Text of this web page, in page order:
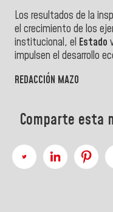
Los resultados de la
el crecimiento de los
institucional, el Estado
impulsen el desarrollo
REDACCIÓN MAZO
Comparte esta